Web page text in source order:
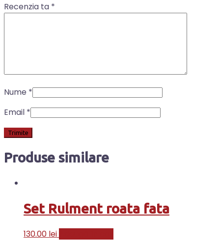
Recenzia ta *
Nume *
Email *
Produse similare
Set Rulment roata fata
130.00 lei